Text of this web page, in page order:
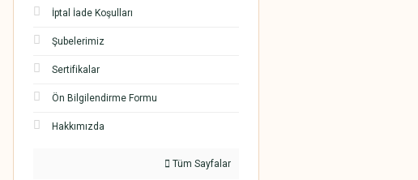
İptal İade Koşulları
Şubelerimiz
Sertifikalar
Ön Bilgilendirme Formu
Hakkımızda
Tüm Sayfalar